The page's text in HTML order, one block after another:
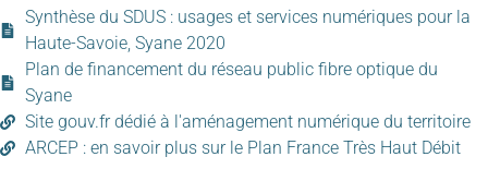
Synthèse du SDUS : usages et services numériques pour la
Haute-Savoie, Syane 2020
Plan de financement du réseau public fibre optique du
Syane
Site gouv.fr dédié à l'aménagement numérique du territoire
ARCEP : en savoir plus sur le Plan France Très Haut Débit